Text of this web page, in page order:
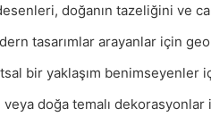
doğanın tazeliğini ve
tasarımlar arayanlar için
bir yaklaşım benimseyenler
veya doğa temalı